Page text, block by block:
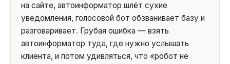
на сайте, автоинформатор шлёт сухие
уведомления, голосовой бот обзванивает базу и
разговаривает. Грубая ошибка — взять
автоинформатор туда, где нужно услышать
клиента, и потом удивляться, что «робот не